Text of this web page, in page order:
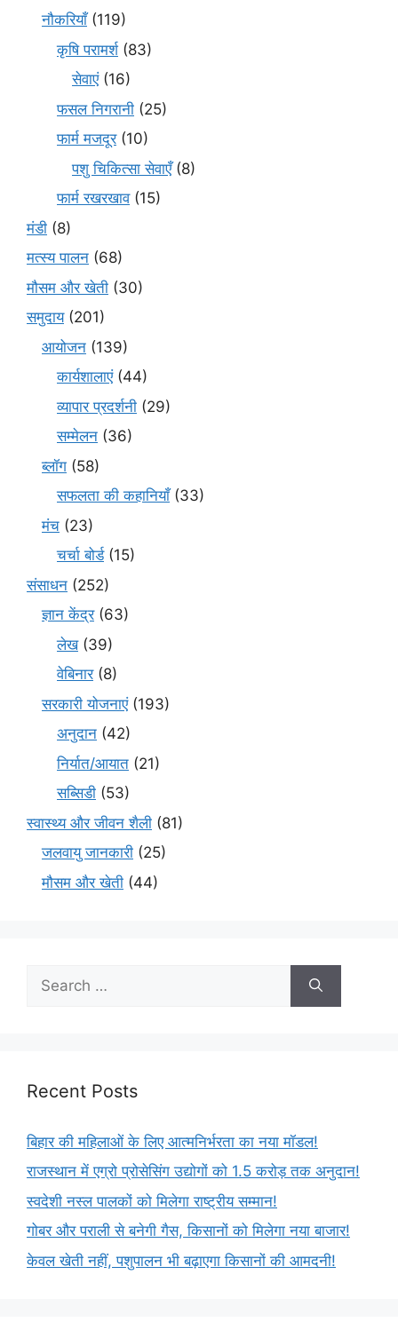
नौकरियाँ(119)
कृषि परामर्श(83)
सेवाएं(16)
फसल निगरानी (25)
फार्म मजदूर(10)
पशु चिकित्सा सेवाएँ(8)
फार्म रखरखाव(15)
मंडी (8)
मत्स्य पालन (68)
मौसम और खेती (30)
समुदाय(201)
आयोजन (139)
कार्यशालाएं(44)
व्यापार प्रदर्शनी (29)
सम्मेलन (36)
ब्लॉग (58)
सफलता की कहानियाँ(33)
मंच (23)
चर्चा बोर्ड(15)
संसाधन (252)
ज्ञान केंद्र(63)
लेख(39)
वेबिनार(8)
सरकारी योजनाएं(193)
अनुदान (42)
निर्यात/आयात (21)
सब्सिडी (53)
स्वास्थ्य और जीवन शैली (81)
जलवायु जानकारी (25)
मौसम और खेती (44)
Recent Posts
बिहार की महिलाओं के लिए आत्मनिर्भरता का नया मॉडल!
राजस्थान में एग्रो प्रोसेसिंग उद्योगों को 1.5 करोड़ तक अनुदान!
स्वदेशी नस्ल पालकों को मिलेगा राष्ट्रीय सम्मान!
गोबर और पराली से बनेगी गैस, किसानों को मिलेगा नया बाजार!
केवल खेती नहीं, पशुपालन भी बढ़ाएगा किसानों की आमदनी!